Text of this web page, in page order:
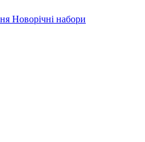
Новорічні набори